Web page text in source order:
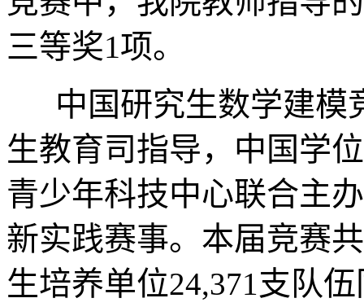
三等奖1项。
中国研究生数学建模
生教育司指导，中国学
青少年科技中心联合主
新实践赛事。本届竞赛
生培养单位24,371支队